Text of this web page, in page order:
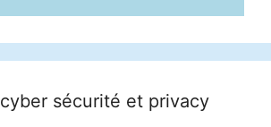
sécurité et privacy